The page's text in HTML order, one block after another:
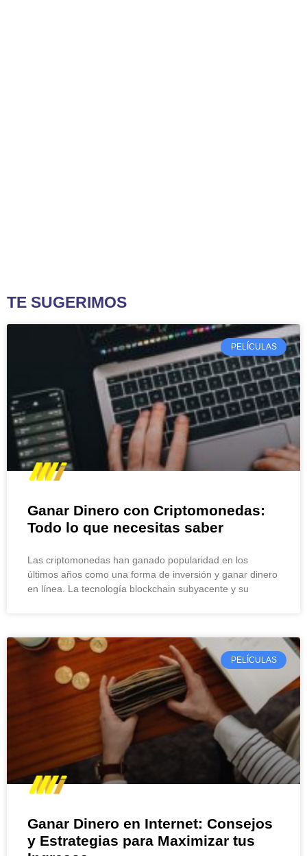
TE SUGERIMOS
PELÍCULAS
Ganar Dinero con Criptomonedas:
Todo lo que necesitas saber
Las criptomonedas han ganado popularidad en los
últimos años como una forma de inversión y ganar dinero
en línea. La tecnología blockchain subyacente y su
PELÍCULAS
Ganar Dinero en Internet: Consejos
y Estrategias para Maximizar tus